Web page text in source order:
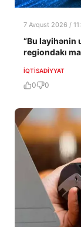
7 Avqust 2026 /
“Bu layihənin
regiondakı
İQTISADIYYAT
0 0